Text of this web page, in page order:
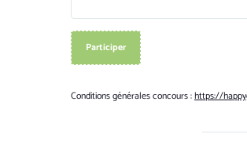
Participer
Conditions générales concours :https://